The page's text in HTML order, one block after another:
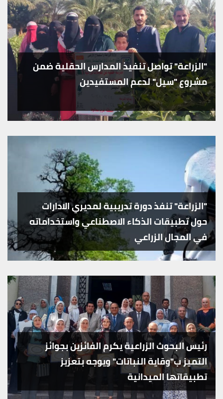
"الزراعة" تواصل تنفيذ المدارس الحقلية ضمن
مشروع "سيل" لدعم المستفيدين
"الزراعة" تنفذ دورة تدريبية لمديري الادارات
حول تطبيقات الذكاء الاصطناعي واستخداماته
في المجال الزراعي
رئيس البحوث الزراعية يكرم الفائزين بجوائز
التميز ب"وقاية النباتات" ويوجه بتعزيز
تطبيقاتها الميدانية